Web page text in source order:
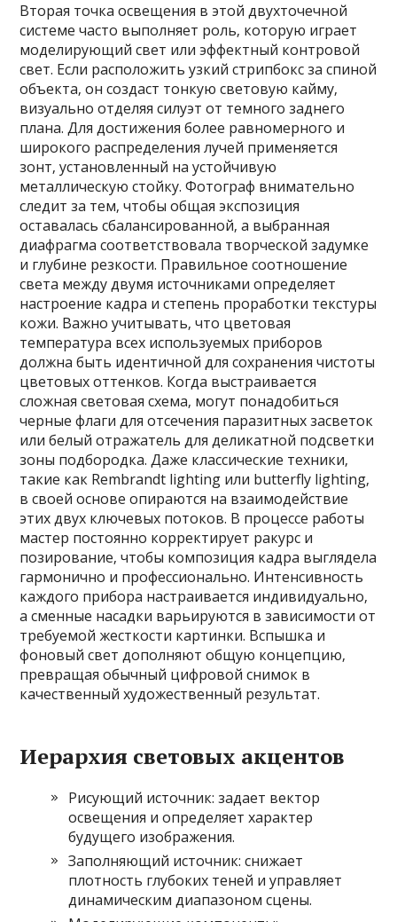
Вторая точка освещения в этой двухточечной
системе часто выполняет роль‚ которую играет
моделирующий свет или эффектный контровой
свет. Если расположить узкий стрипбокс за спиной
объекта‚ он создаст тонкую световую кайму‚
визуально отделяя силуэт от темного заднего
плана. Для достижения более равномерного и
широкого распределения лучей применяется
зонт‚ установленный на устойчивую
металлическую стойку. Фотограф внимательно
следит за тем‚ чтобы общая экспозиция
оставалась сбалансированной‚ а выбранная
диафрагма соответствовала творческой задумке
и глубине резкости. Правильное соотношение
света между двумя источниками определяет
настроение кадра и степень проработки текстуры
кожи. Важно учитывать‚ что цветовая
температура всех используемых приборов
должна быть идентичной для сохранения чистоты
цветовых оттенков. Когда выстраивается
сложная световая схема‚ могут понадобиться
черные флаги для отсечения паразитных засветок
или белый отражатель для деликатной подсветки
зоны подбородка. Даже классические техники‚
такие как Rembrandt lighting или butterfly lighting‚
в своей основе опираются на взаимодействие
этих двух ключевых потоков. В процессе работы
мастер постоянно корректирует ракурс и
позирование‚ чтобы композиция кадра выглядела
гармонично и профессионально. Интенсивность
каждого прибора настраивается индивидуально‚
а сменные насадки варьируются в зависимости от
требуемой жесткости картинки. Вспышка и
фоновый свет дополняют общую концепцию‚
превращая обычный цифровой снимок в
качественный художественный результат.
Иерархия световых акцентов
Рисующий источник: задает вектор
освещения и определяет характер
будущего изображения.
Заполняющий источник: снижает
плотность глубоких теней и управляет
динамическим диапазоном сцены.